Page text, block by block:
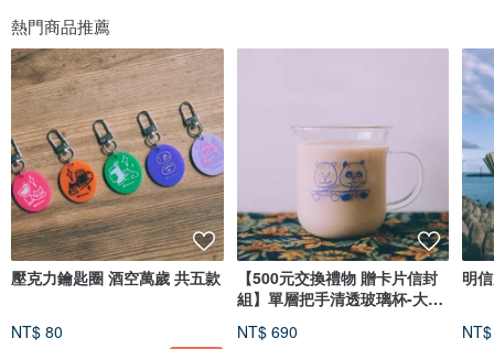
熱門商品推薦
壓克力鑰匙圈 酒空萬歲 共五款
NT$ 80
【500元交換禮物 贈卡片信封
組】單層把手清透玻璃杯-大貓
NT$ 690
明